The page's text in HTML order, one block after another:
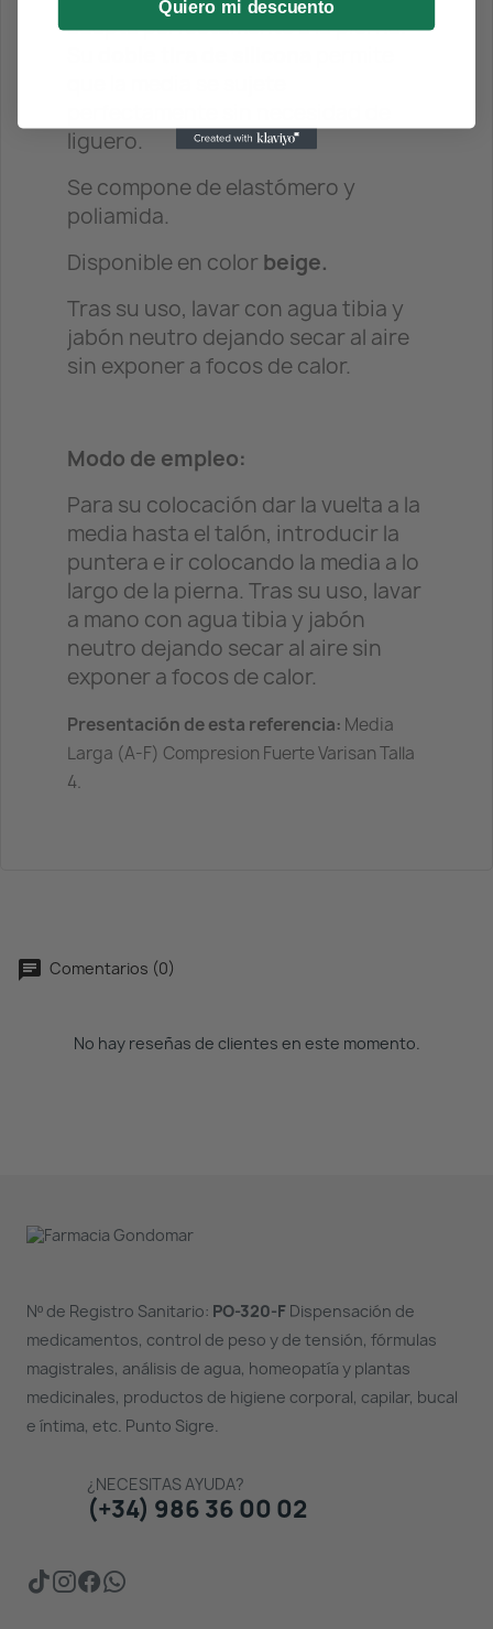
adapta perfectamente a la pierna.
liguero.
Se compone de elastómero y
poliamida.
Disponible en color beige.
Tras su uso, lavar con agua tibia y
jabón neutro dejando secar al aire
sin exponer a focos de calor.
Modo de empleo:
Para su colocación dar la vuelta a la
media hasta el talón, introducir la
puntera e ir colocando la media a lo
largo de la pierna. Tras su uso, lavar
a mano con agua tibia y jabón
neutro dejando secar al aire sin
exponer a focos de calor.
Presentación de esta referencia: Media
Larga (A-F) Compresion Fuerte Varisan Talla
4.
Comentarios (0)
No hay reseñas de clientes en este momento.
Nº de Registro Sanitario: PO-320-FDispensación de
medicamentos, control de peso y de tensión, fórmulas
magistrales, análisis de agua, homeopatía y plantas
medicinales, productos de higiene corporal, capilar, bucal
e íntima, etc. Punto Sigre.
¿NECESITAS AYUDA?
(+34) 986 36 00 02
Quiero mi descuento